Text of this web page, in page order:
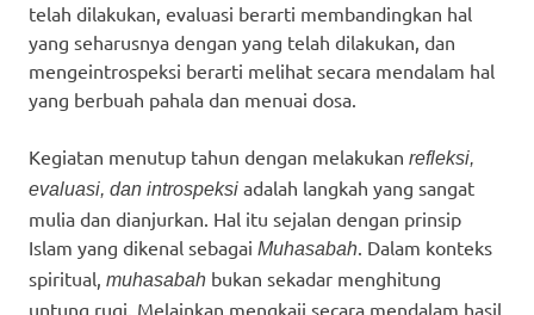
telah dilakukan, evaluasi berarti membandingkan hal
yang seharusnya dengan yang telah dilakukan, dan
mengeintrospeksi berarti melihat secara mendalam hal
yang berbuah pahala dan menuai dosa.
Kegiatan menutup tahun dengan melakukan refleksi,
evaluasi, dan introspeksi adalah langkah yang sangat
mulia dan dianjurkan. Hal itu sejalan dengan prinsip
Islam yang dikenal sebagai Muhasabah . Dalam konteks
spiritual, muhasabah bukan sekadar menghitung
untung rugi. Melainkan mengkaji secara mendalam hasil